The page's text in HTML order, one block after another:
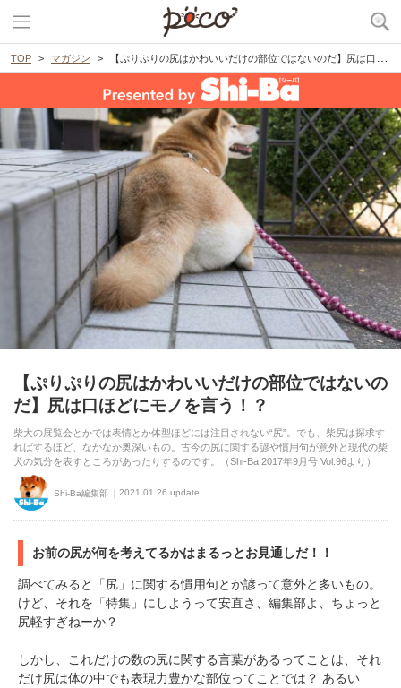
TOP マガジン 【ぷりぷりの尻はかわいいだけの部位ではないのだ】尻は口ほどにモノを言う！？
【ぷりぷりの尻はかわいいだけの部位ではないの
だ】尻は口ほどにモノを言う！？
柴犬の展覧会とかでは表情とか体型ほどには注目されない“尻”。でも、柴尻は探求す
ればするほど、なかなか奥深いもの。古今の尻に関する諺や慣用句が意外と現代の柴
犬の気分を表すところがあったりするのです。（Shi-Ba 2017年9月号 Vol.96より）
Shi-Ba編集部 2021.01.26 update
お前の尻が何を考えてるかはまるっとお見通しだ！！
調べてみると「尻」に関する慣用句とか諺って意外と多いもの。
けど、それを「特集」にしようって安直さ、編集部よ、ちょっと
尻軽すぎねーか？
しかし、これだけの数の尻に関する言葉があるってことは、それ
だけ尻は体の中でも表現力豊かな部位ってことでは？ あるい